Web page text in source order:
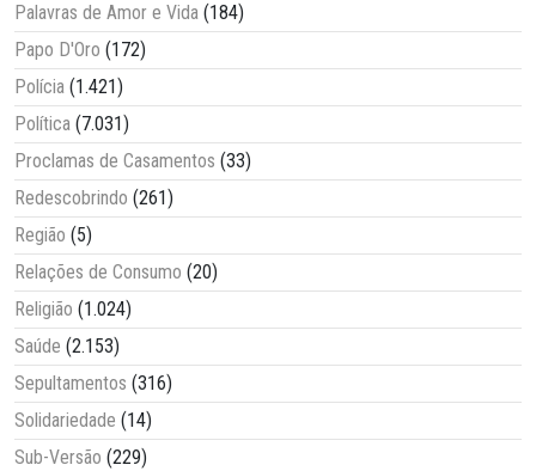
Palavras de Amor e Vida (184)
Papo D'Oro (172)
Polícia (1.421)
Política (7.031)
Proclamas de Casamentos (33)
Redescobrindo (261)
Região (5)
Relações de Consumo (20)
Religião (1.024)
Saúde (2.153)
Sepultamentos (316)
Solidariedade (14)
Sub-Versão (229)